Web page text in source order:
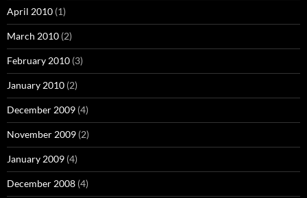
April 2010 (1)
March 2010 (2)
February 2010 (3)
January 2010 (2)
December 2009 (4)
November 2009 (2)
January 2009 (4)
December 2008 (4)